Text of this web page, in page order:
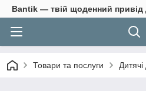
Bantik — твій щоденний привід
Товари та послуги